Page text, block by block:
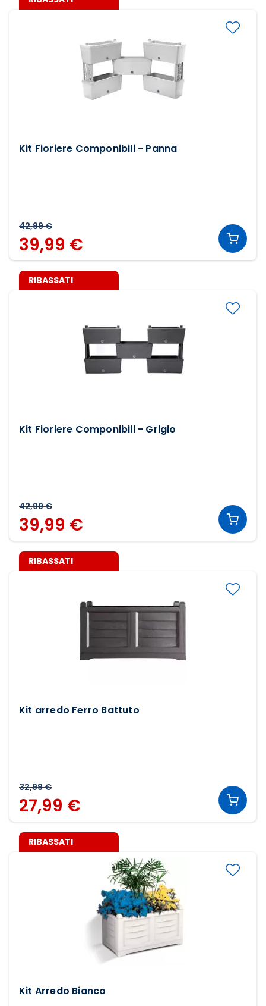
Kit Fioriere Componibili - Panna
42,99 €
39,99 €
Kit Fioriere Componibili - Grigio
RIBASSATI
42,99 €
39,99 €
Kit arredo Ferro Battuto
RIBASSATI
32,99 €
27,99 €
Kit Arredo Bianco
RIBASSATI